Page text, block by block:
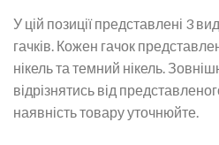
У цій позиції представлені 3
гачків. Кожен гачок
нікель та темний нікель.
відрізнятись від
наявність товару уточнюйте.